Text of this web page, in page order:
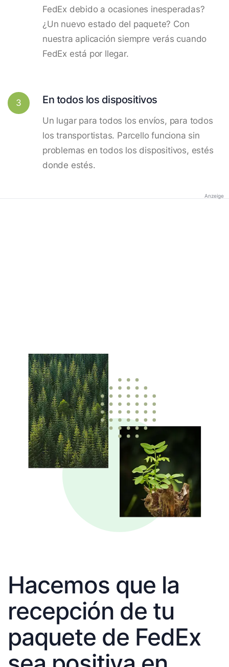
FedEx debido a ocasiones inesperadas?
¿Un nuevo estado del paquete? Con
nuestra aplicación siempre verás cuando
FedEx está por llegar.
3 En todos los dispositivos
Un lugar para todos los envíos, para todos
los transportistas. Parcello funciona sin
problemas en todos los dispositivos, estés
donde estés.
Anzeige
Hacemos que la
recepción de tu
paquete de FedEx